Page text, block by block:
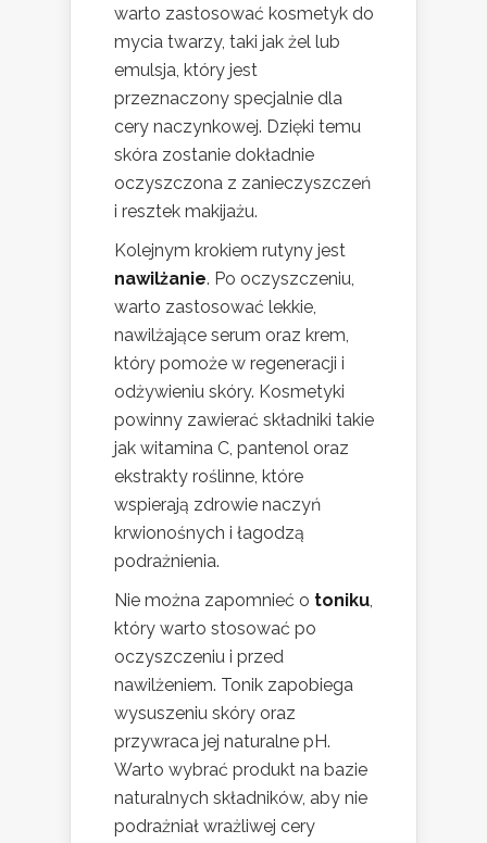
warto zastosować kosmetyk do
mycia twarzy, taki jak żel lub
emulsja, który jest
przeznaczony specjalnie dla
cery naczynkowej. Dzięki temu
skóra zostanie dokładnie
oczyszczona z zanieczyszczeń
i resztek makijażu.
Kolejnym krokiem rutyny jest
nawilżanie. Po oczyszczeniu,
warto zastosować lekkie,
nawilżające serum oraz krem,
który pomoże w regeneracji i
odżywieniu skóry. Kosmetyki
powinny zawierać składniki takie
jak witamina C, pantenol oraz
ekstrakty roślinne, które
wspierają zdrowie naczyń
krwionośnych i łagodzą
podrażnienia.
Nie można zapomnieć o toniku,
który warto stosować po
oczyszczeniu i przed
nawilżeniem. Tonik zapobiega
wysuszeniu skóry oraz
przywraca jej naturalne pH.
Warto wybrać produkt na bazie
naturalnych składników, aby nie
podrażniał wrażliwej cery